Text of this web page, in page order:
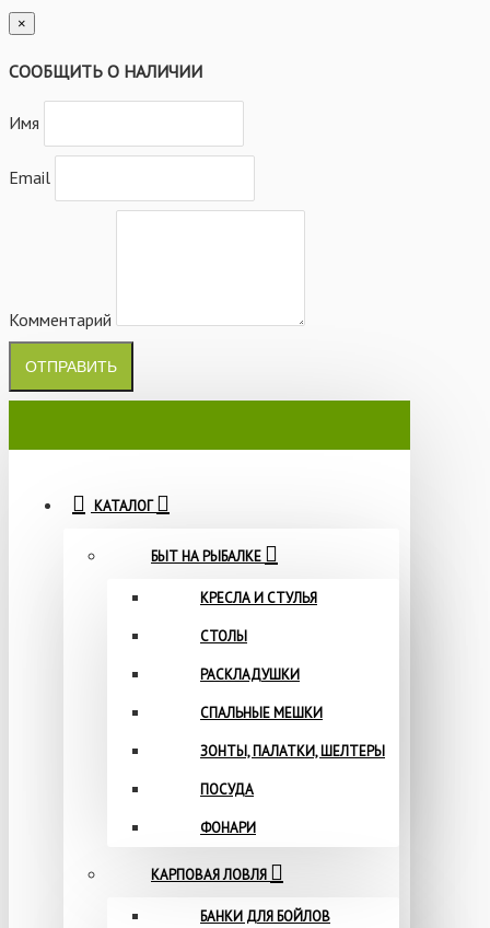
×
СООБЩИТЬ О НАЛИЧИИ
Имя
Email
Комментарий
ОТПРАВИТЬ
КАТАЛОГ
БЫТ НА РЫБАЛКЕ
КРЕСЛА И СТУЛЬЯ
СТОЛЫ
РАСКЛАДУШКИ
СПАЛЬНЫЕ МЕШКИ
ЗОНТЫ, ПАЛАТКИ, ШЕЛТЕРЫ
ПОСУДА
ФОНАРИ
КАРПОВАЯ ЛОВЛЯ
БАНКИ ДЛЯ БОЙЛОВ